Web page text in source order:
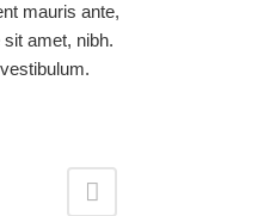
mauris ante,
amet, nibh.